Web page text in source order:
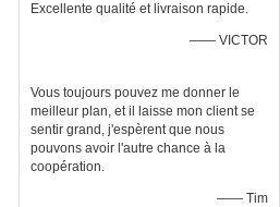
Excellente qualité et livraison rapide.
—— VICTOR
Vous toujours pouvez me donner le
meilleur plan, et il laisse mon client se
sentir grand, j'espèrent que nous
pouvons avoir l'autre chance à la
coopération.
—— Tim